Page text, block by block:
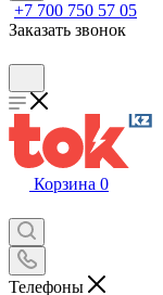
+7 700 750 57 05
Заказать звонок
Корзина 0
Телефоны